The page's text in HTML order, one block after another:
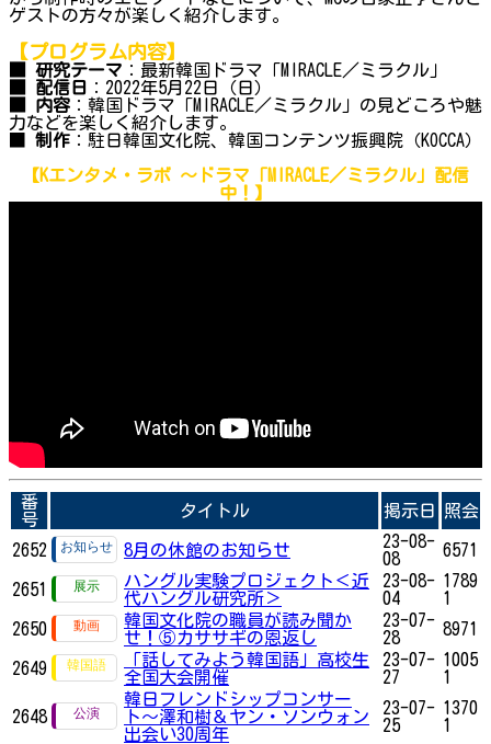
ゲストの方々が楽しく紹介します。
【プログラム内容】
■ 研究テーマ ：最新韓国ドラマ「MIRACLE／ミラクル」
■ 配信日
：2022年5月22日（日）
■ 内容 ：韓国ドラマ「MIRACLE／ミラクル」の見どころや魅
力などを楽しく紹介します。
制作 ：駐日韓国文化院、韓国コンテンツ振興院（KOCCA）
【Kエンタメ・ラボ ～ ドラマ「MIRACLE／ミラクル」 配信
中！】
番
号
タイトル 掲示日 照会
2652 8月の休館のお知らせ
23-08-
08
6571
2651
ハングル実験プロジェクト＜近
代ハングル研究所＞
23-08-
04
1789
1
2650
韓国文化院の職員が読み聞か
せ！⑤カササギの恩返し
23-07-
28
8971
2649
「話してみよう韓国語」高校生
全国大会開催
23-07-
27
1005
1
2648
韓日フレンドシップコンサー
ト〜澤和樹＆ヤン・ソンウォン
出会い30周年
23-07-
25
1370
1